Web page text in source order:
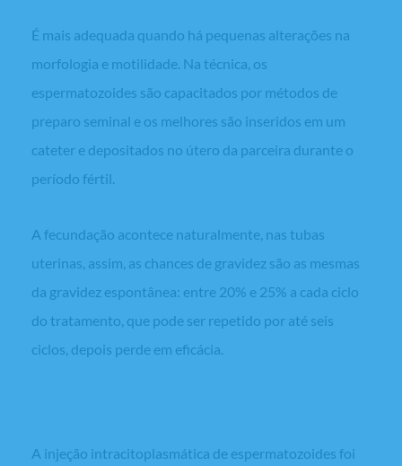
É mais adequada quando há pequenas alterações na
morfologia e motilidade. Na técnica, os
espermatozoides são capacitados por métodos de
preparo seminal e os melhores são inseridos em um
cateter e depositados no útero da parceira durante o
período fértil.
A fecundação acontece naturalmente, nas tubas
uterinas, assim, as chances de gravidez são as mesmas
da gravidez espontânea: entre 20% e 25% a cada ciclo
do tratamento, que pode ser repetido por até seis
ciclos, depois perde em eficácia.
A injeção intracitoplasmática de espermatozoides foi